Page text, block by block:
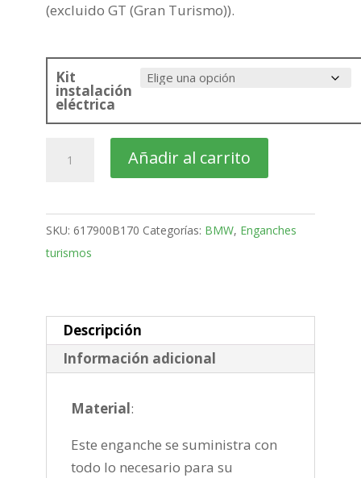
(excluido GT (Gran Turismo)).
Kit
instalación
eléctrica
Serie
Familiar
Bola
desmontable
2011-
2019
cantidad
Añadir al carrito
SKU: 617900B170 Categorías: BMW, Enganches
turismos
Descripción
Información adicional
Material:
Este enganche se suministra con
todo lo necesario para su